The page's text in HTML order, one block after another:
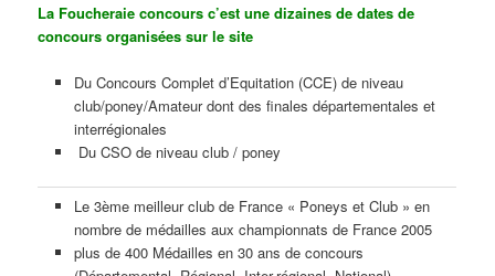
La Foucheraie concours c’est une dizaines de dates de
concours organisées sur le site
Du Concours Complet d’Equitation (CCE) de niveau
club/poney/Amateur dont des finales départementales et
interrégionales
Du CSO de niveau club / poney
Le 3ème meilleur club de France « Poneys et Club » en
nombre de médailles aux championnats de France 2005
plus de 400 Médailles en 30 ans de concours